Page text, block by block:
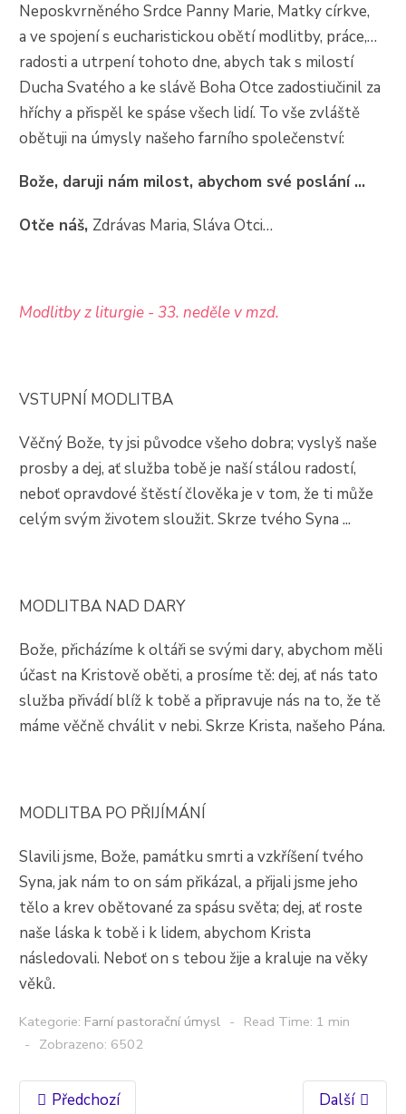
Neposkvrněného Srdce Panny Marie, Matky církve,
a ve spojení s eucharistickou obětí modlitby, práce,…
radosti a utrpení tohoto dne, abych tak s milostí
Ducha Svatého a ke slávě Boha Otce zadostiučinil za
hříchy a přispěl ke spáse všech lidí. To vše zvláště
obětuji na úmysly našeho farního společenství:
Bože, daruji nám milost, abychom své poslání …
Otče náš, Zdrávas Maria, Sláva Otci…
Modlitby z liturgie - 33. neděle v mzd.
VSTUPNÍ MODLITBA
Věčný Bože, ty jsi původce všeho dobra; vyslyš naše
prosby a dej, ať služba tobě je naší stálou radostí,
neboť opravdové štěstí člověka je v tom, že ti může
celým svým životem sloužit. Skrze tvého Syna ...
MODLITBA NAD DARY
Bože, přicházíme k oltáři se svými dary, abychom měli
účast na Kristově oběti, a prosíme tě: dej, ať nás tato
služba přivádí blíž k tobě a připravuje nás na to, že tě
máme věčně chválit v nebi. Skrze Krista, našeho Pána.
MODLITBA PO PŘIJÍMÁNÍ
Slavili jsme, Bože, památku smrti a vzkříšení tvého
Syna, jak nám to on sám přikázal, a přijali jsme jeho
tělo a krev obětované za spásu světa; dej, ať roste
naše láska k tobě i k lidem, abychom Krista
následovali. Neboť on s tebou žije a kraluje na věky
věků.
Kategorie: Farní pastorační úmysl
Read Time: 1 min
Zobrazeno: 6502
Předchozí Další